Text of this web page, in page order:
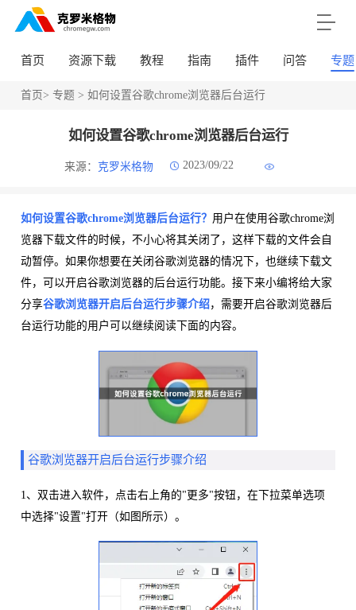
首页 资源下载 教程 指南 插件 问答 专题
首页> 专题> 如何设置谷歌chrome浏览器后台运行
如何设置谷歌chrome浏览器后台运行
来源： 克罗米格物 2023/09/22
如何设置谷歌chrome浏览器后台运行？ 用户在使用谷歌chrome浏
览器下载文件的时候，不小心将其关闭了，这样下载的文件会自
动暂停。如果你想要在关闭谷歌浏览器的情况下，也继续下载文
件，可以开启谷歌浏览器的后台运行功能。接下来小编将给大家
分享谷歌浏览器开启后台运行步骤介绍，需要开启谷歌浏览器后
台运行功能的用户可以继续阅读下面的内容。
谷歌浏览器开启后台运行步骤介绍
1、双击进入软件，点击右上角的"更多"按钮，在下拉菜单选项
中选择"设置"打开（如图所示）。